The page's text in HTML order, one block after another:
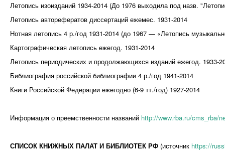
Летопись изоизданий 1934-2014 (До 1976 выходила под назв.
Летопись авторефератов диссертаций ежемес. 1931-2014
Нотная летопись 4 р./год 1931-2014 (до 1967 — «Летопись
Картографическая летопись ежегод. 1931-2014
Летопись периодических и продолжающихся изданий ежегод.
Библиография российской библиографии 4 р./год 1941-2014
Книги Российской Федерации ежегодно (6-9 тт./год) 1927-2014
Информация о преемственности названий http://www.rba.ru/cms_rba/
СПИСОК КНИЖНЫХ ПАЛАТ И БИБЛИОТЕК РФ (источник https://